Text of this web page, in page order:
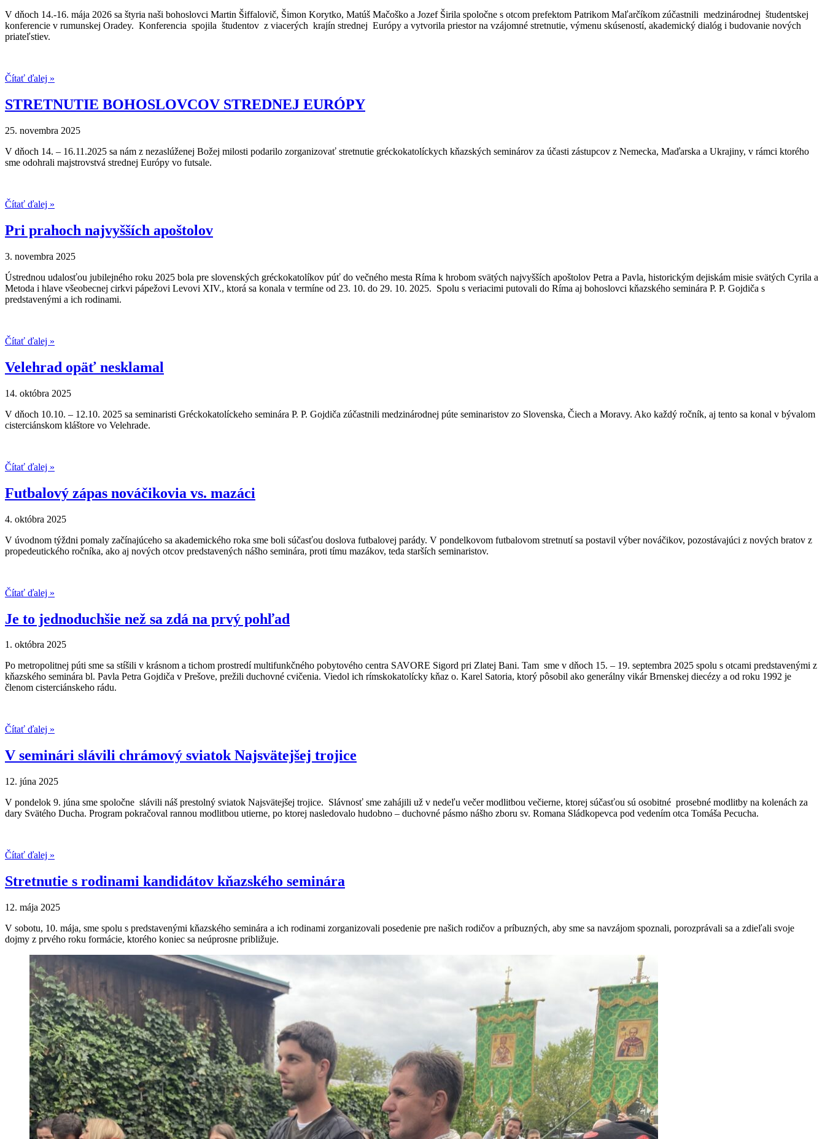
V dňoch 14.-16. mája 2026 sa štyria naši bohoslovci Martin Šiffalovič, Šimon Korytko, Matúš Mačoško a Jozef Širila spoločne s otcom prefektom Patrikom Maľarčíkom zúčastnili medzinárodnej študentskej
konferencie v rumunskej Oradey. Konferencia spojila študentov z viacerých krajín strednej Európy a vytvorila priestor na vzájomné stretnutie, výmenu skúseností, akademický dialóg i budovanie nových
priateľstiev.
Čítať ďalej »
STRETNUTIE BOHOSLOVCOV STREDNEJ EURÓPY
25. novembra 2025
V dňoch 14. – 16.11.2025 sa nám z nezaslúženej Božej milosti podarilo zorganizovať stretnutie gréckokatolíckych kňazských seminárov za účasti zástupcov z Nemecka, Maďarska a Ukrajiny, v rámci ktorého
sme odohrali majstrovstvá strednej Európy vo futsale.
Čítať ďalej »
Pri prahoch najvyšších apoštolov
3. novembra 2025
Ústrednou udalosťou jubilejného roku 2025 bola pre slovenských gréckokatolíkov púť do večného mesta Ríma k hrobom svätých najvyšších apoštolov Petra a Pavla, historickým dejiskám misie svätých Cyrila a
Metoda i hlave všeobecnej cirkvi pápežovi Levovi XIV., ktorá sa konala v termíne od 23. 10. do 29. 10. 2025. Spolu s veriacimi putovali do Ríma aj bohoslovci kňazského seminára P. P. Gojdiča s
predstavenými a ich rodinami.
Čítať ďalej »
Velehrad opäť nesklamal
14. októbra 2025
V dňoch 10.10. – 12.10. 2025 sa seminaristi Gréckokatolíckeho seminára P. P. Gojdiča zúčastnili medzinárodnej púte seminaristov zo Slovenska, Čiech a Moravy. Ako každý ročník, aj tento sa konal v bývalom
cisterciánskom kláštore vo Velehrade.
Čítať ďalej »
Futbalový zápas nováčikovia vs. mazáci
4. októbra 2025
V úvodnom týždni pomaly začínajúceho sa akademického roka sme boli súčasťou doslova futbalovej parády. V pondelkovom futbalovom stretnutí sa postavil výber nováčikov, pozostávajúci z nových bratov z
propedeutického ročníka, ako aj nových otcov predstavených nášho seminára, proti tímu mazákov, teda starších seminaristov.
Čítať ďalej »
Je to jednoduchšie než sa zdá na prvý pohľad
1. októbra 2025
Po metropolitnej púti sme sa stíšili v krásnom a tichom prostredí multifunkčného pobytového centra SAVORE Sigord pri Zlatej Bani. Tam sme v dňoch 15. – 19. septembra 2025 spolu s otcami predstavenými z
kňazského seminára bl. Pavla Petra Gojdiča v Prešove, prežili duchovné cvičenia. Viedol ich rímskokatolícky kňaz o. Karel Satoria, ktorý pôsobil ako generálny vikár Brnenskej diecézy a od roku 1992 je
členom cisterciánskeho rádu.
Čítať ďalej »
V seminári slávili chrámový sviatok Najsvätejšej trojice
12. júna 2025
V pondelok 9. júna sme spoločne slávili náš prestolný sviatok Najsvätejšej trojice. Slávnosť sme zahájili už v nedeľu večer modlitbou večierne, ktorej súčasťou sú osobitné prosebné modlitby na kolenách za
dary Svätého Ducha. Program pokračoval rannou modlitbou utierne, po ktorej nasledovalo hudobno – duchovné pásmo nášho zboru sv. Romana Sládkopevca pod vedením otca Tomáša Pecucha.
Čítať ďalej »
Stretnutie s rodinami kandidátov kňazského seminára
12. mája 2025
V sobotu, 10. mája, sme spolu s predstavenými kňazského seminára a ich rodinami zorganizovali posedenie pre našich rodičov a príbuzných, aby sme sa navzájom spoznali, porozprávali sa a zdieľali svoje
dojmy z prvého roku formácie, ktorého koniec sa neúprosne približuje.